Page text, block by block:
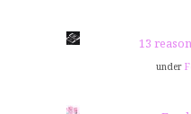
13
under